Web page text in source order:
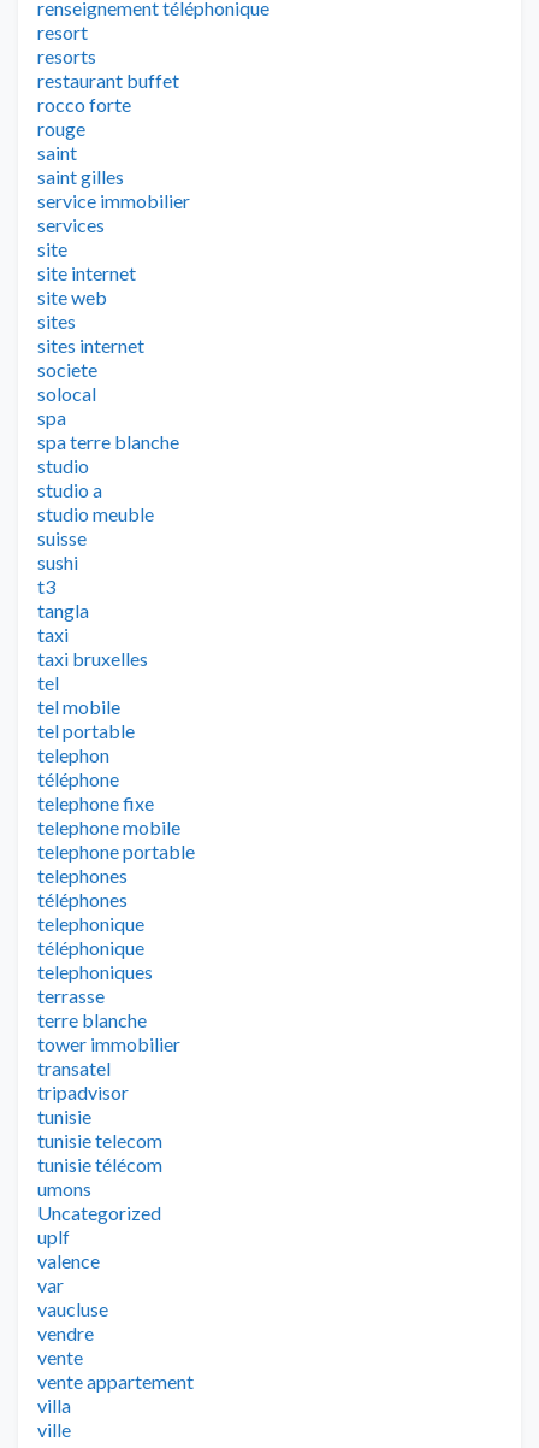
renseignement téléphonique
resort
resorts
restaurant buffet
rocco forte
rouge
saint
saint gilles
service immobilier
services
site
site internet
site web
sites
sites internet
societe
solocal
spa
spa terre blanche
studio
studio a
studio meuble
suisse
sushi
t3
tangla
taxi
taxi bruxelles
tel
tel mobile
tel portable
telephon
téléphone
telephone fixe
telephone mobile
telephone portable
telephones
téléphones
telephonique
téléphonique
telephoniques
terrasse
terre blanche
tower immobilier
transatel
tripadvisor
tunisie
tunisie telecom
tunisie télécom
umons
Uncategorized
uplf
valence
var
vaucluse
vendre
vente
vente appartement
villa
ville